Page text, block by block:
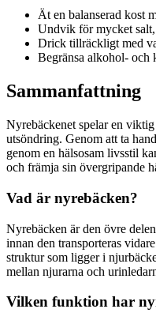
Ät en balanserad kost
Undvik för mycket
Drick tillräckligt med
Begränsa alkohol- och
Sammanfattning
Nyrebäckenet spelar en
utsöndring. Genom att ta
genom en hälsosam livsstil
och främja sin övergripande
Vad är nyrebäcken?
Nyrebäcken är den övre
innan den transporteras
struktur som ligger i
mellan njurarna och
Vilken funktion har